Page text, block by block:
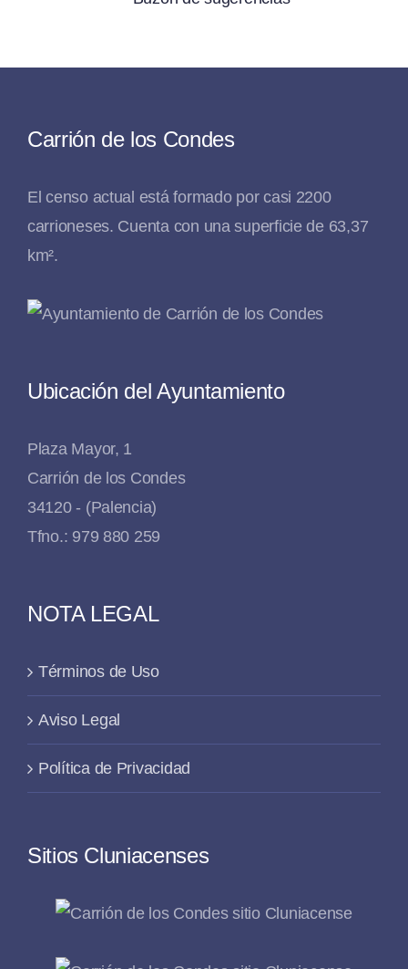
Carrión de los Condes
El censo actual está formado por casi 2200
carrioneses. Cuenta con una superficie de 63,37
km².
Ubicación del Ayuntamiento
Plaza Mayor, 1
Carrión de los Condes
34120 - (Palencia)
Tfno.: 979 880 259
NOTA LEGAL
Términos de Uso
Aviso Legal
Política de Privacidad
Sitios Cluniacenses